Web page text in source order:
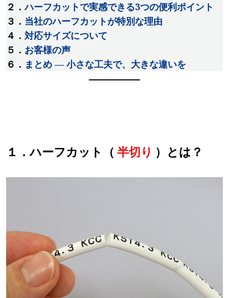
２．ハーフカットで実感できる3つの便利ポイント
３． 当社のハーフカットが特別な理由
４． 対応サイズについて
５． お客様の声
６． まとめ ― 小さな工夫で、大きな違いを
１．ハーフカット（ 半切り ）とは？